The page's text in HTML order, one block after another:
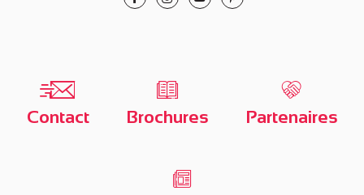
Contact Brochures Partenaires